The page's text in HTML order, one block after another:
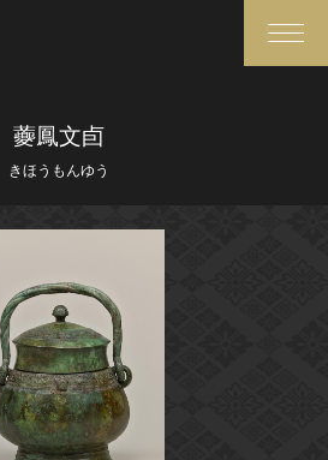
さらに詳細検索
媒体資料・関連記事等
博物館、美術館の皆さまへ
文化庁よりご挨拶
虁鳳文卣
きほうもんゆう